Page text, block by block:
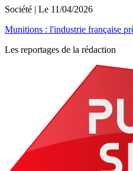
Société | Le 11/04/2026
Munitions : l'industrie française
Les reportages de la rédaction